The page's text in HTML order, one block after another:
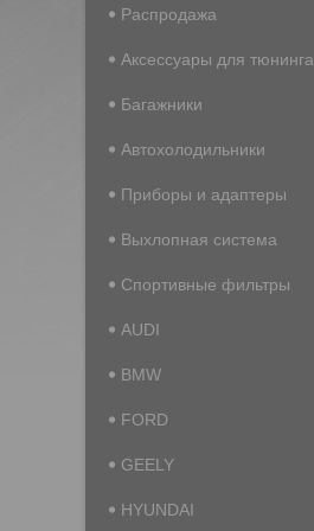
Распродажа
Аксессуары для тюнинга
Багажники
Автохолодильники
Приборы и адаптеры
Выхлопная система
Спортивные фильтры
AUDI
BMW
FORD
GEELY
HYUNDAI